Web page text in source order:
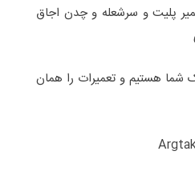
پلیت و سرشعله و چدن اجاق
شما هستیم و تعمیرات را همان